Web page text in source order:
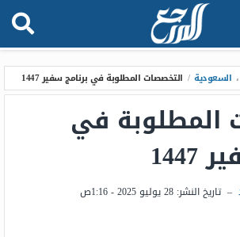
، السعودية / التخصصات المطلوبة في برنامج سفير 1447
المطلوبة في
– تاريخ النشر: 28 يوليو 2025 - 1:16ص